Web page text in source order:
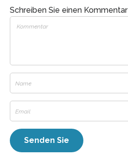
Schreiben Sie einen Kommentar